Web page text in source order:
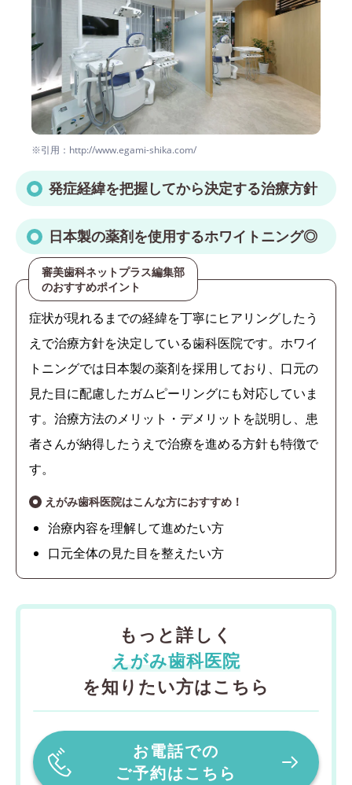
※引用：http://www.egami-shika.com/
発症経緯を把握してから決定する治療方針
日本製の薬剤を使用するホワイトニング◎
審美歯科ネットプラス編集部
のおすすめポイント
症状が現れるまでの経緯を丁寧にヒアリングしたう
えで治療方針を決定している歯科医院です。ホワイ
トニングでは日本製の薬剤を採用しており、口元の
見た目に配慮したガムピーリングにも対応していま
す。治療方法のメリット・デメリットを説明し、患
者さんが納得したうえで治療を進める方針も特徴で
す。
えがみ歯科医院はこんな方におすすめ！
治療内容を理解して進めたい方
口元全体の見た目を整えたい方
もっと詳しく
えがみ歯科医院
を知りたい方はこちら
お電話での
ご予約はこちら